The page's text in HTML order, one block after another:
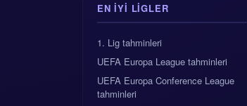
EN IYI LIGLER
1. Lig tahminleri
UEFA Europa League tahminleri
UEFA Europa Conference League
tahminleri